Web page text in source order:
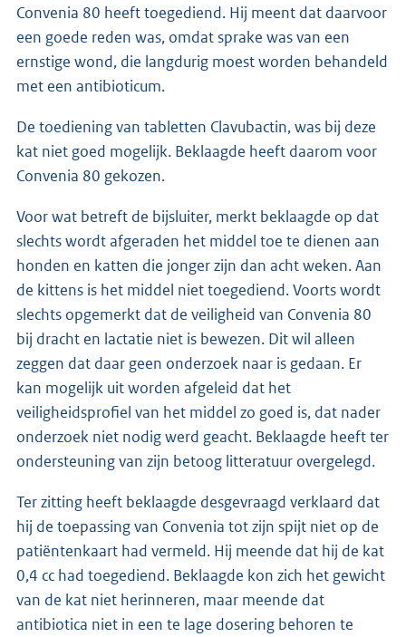
Convenia 80 heeft toegediend. Hij meent dat daarvoor
een goede reden was, omdat sprake was van een
ernstige wond, die langdurig moest worden behandeld
met een antibioticum.
De toediening van tabletten Clavubactin, was bij deze
kat niet goed mogelijk. Beklaagde heeft daarom voor
Convenia 80 gekozen.
Voor wat betreft de bijsluiter, merkt beklaagde op dat
slechts wordt afgeraden het middel toe te dienen aan
honden en katten die jonger zijn dan acht weken. Aan
de kittens is het middel niet toegediend. Voorts wordt
slechts opgemerkt dat de veiligheid van Convenia 80
bij dracht en lactatie niet is bewezen. Dit wil alleen
zeggen dat daar geen onderzoek naar is gedaan. Er
kan mogelijk uit worden afgeleid dat het
veiligheidsprofiel van het middel zo goed is, dat nader
onderzoek niet nodig werd geacht. Beklaagde heeft ter
ondersteuning van zijn betoog litteratuur overgelegd.
Ter zitting heeft beklaagde desgevraagd verklaard dat
hij de toepassing van Convenia tot zijn spijt niet op de
patiëntenkaart had vermeld. Hij meende dat hij de kat
0,4 cc had toegediend. Beklaagde kon zich het gewicht
van de kat niet herinneren, maar meende dat
antibiotica niet in een te lage dosering behoren te